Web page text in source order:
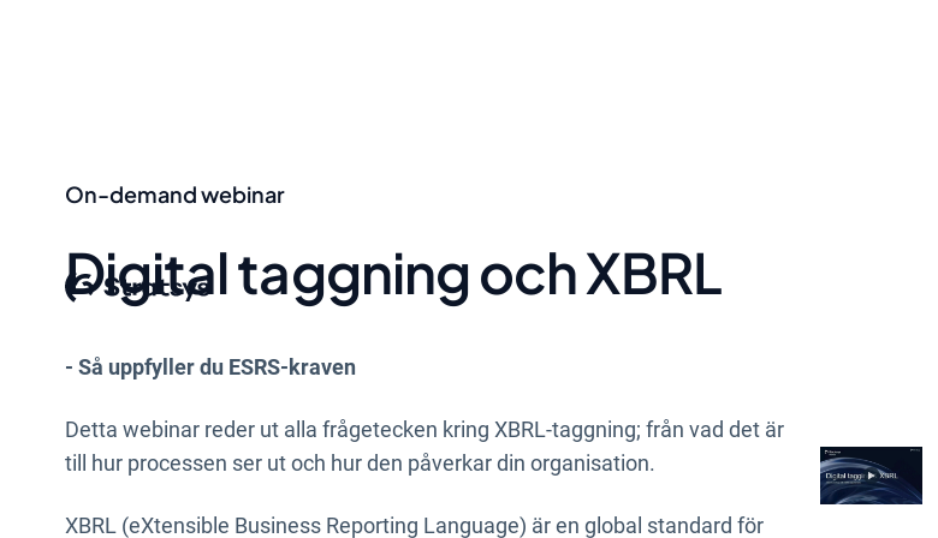
On-demand webinar
Digital taggning och XBRL
- Så uppfyller du ESRS-kraven
Detta webinarreder ut alla frågetecken kring XBRL-taggning; från vad det är
till hur processen ser ut och hur den påverkar din organisation.
XBRL (eXtensible Business Reporting Language) är en global standard för